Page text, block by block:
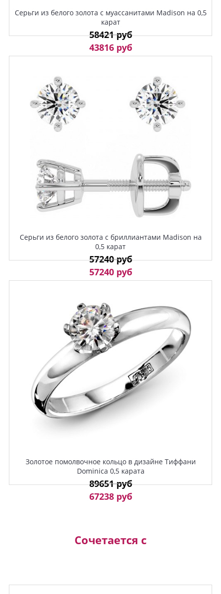
Серьги из белого золота с муассанитами Madison на 0,5
карат
58421 руб
43816 руб
Серьги из белого золота с бриллиантами Madison на
0,5 карат
57240 руб
57240 руб
Золотое помолвочное кольцо в дизайне Тиффани
Dominica 0,5 карата
89651 руб
67238 руб
Сочетается с